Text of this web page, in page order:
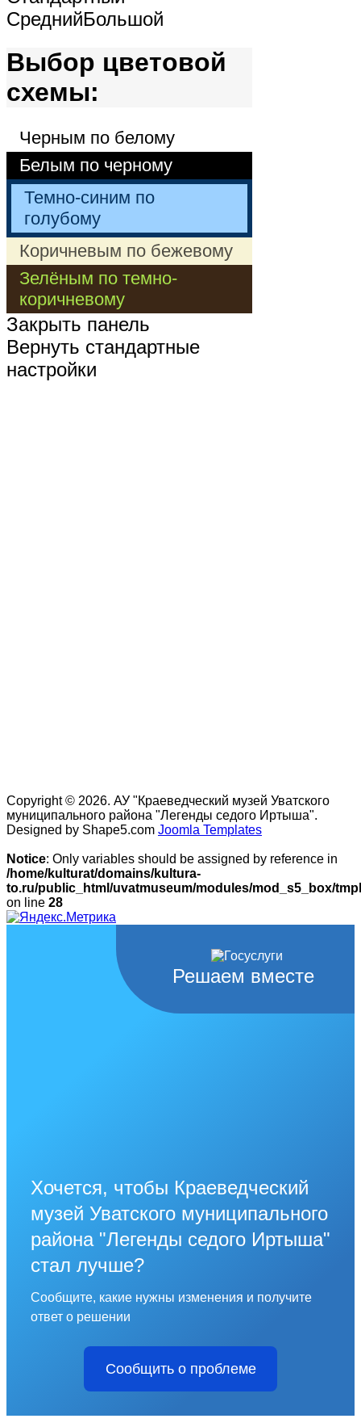
СреднийБольшой
Выбор цветовой
схемы:
Черным по белому
Белым по черному
Темно-синим по
голубому
Коричневым по бежевому
Зелёным по темно-
коричневому
Закрыть панель
Вернуть стандартные
настройки
Copyright © 2026. АУ "Краеведческий музей Уватского
муниципального района "Легенды седого Иртыша".
Designed by Shape5.com Joomla Templates
Notice: Only variables should be assigned by reference in
/home/kulturat/domains/kultura-
to.ru/public_html/uvatmuseum/modules/mod_s5_box/
on line 28
Решаем вместе
Хочется, чтобы Краеведческий
музей Уватского муниципального
района "Легенды седого Иртыша"
стал лучше?
Сообщите, какие нужны изменения и получите
ответ о решении
Сообщить о проблеме